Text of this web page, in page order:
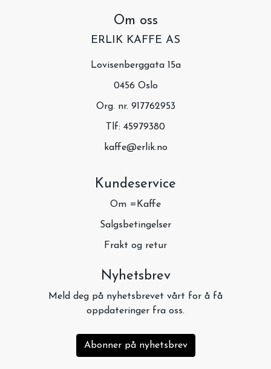
Om oss
ERLIK KAFFE AS
Lovisenberggata 15a
0456 Oslo
Org. nr. 917762953
Tlf: 45979380
kaffe@erlik.no
Kundeservice
Om =Kaffe
Salgsbetingelser
Frakt og retur
Nyhetsbrev
Meld deg på nyhetsbrevet vårt for å få
oppdateringer fra oss.
Abonner på nyhetsbrev